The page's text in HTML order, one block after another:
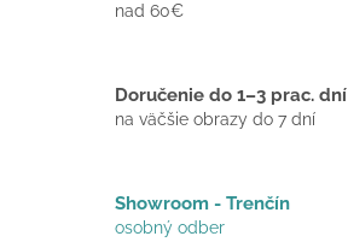
nad 60€
Doručenie do 1–3 prac. dní
na väčšie obrazy do 7 dní
Showroom - Trenčín
osobný odber